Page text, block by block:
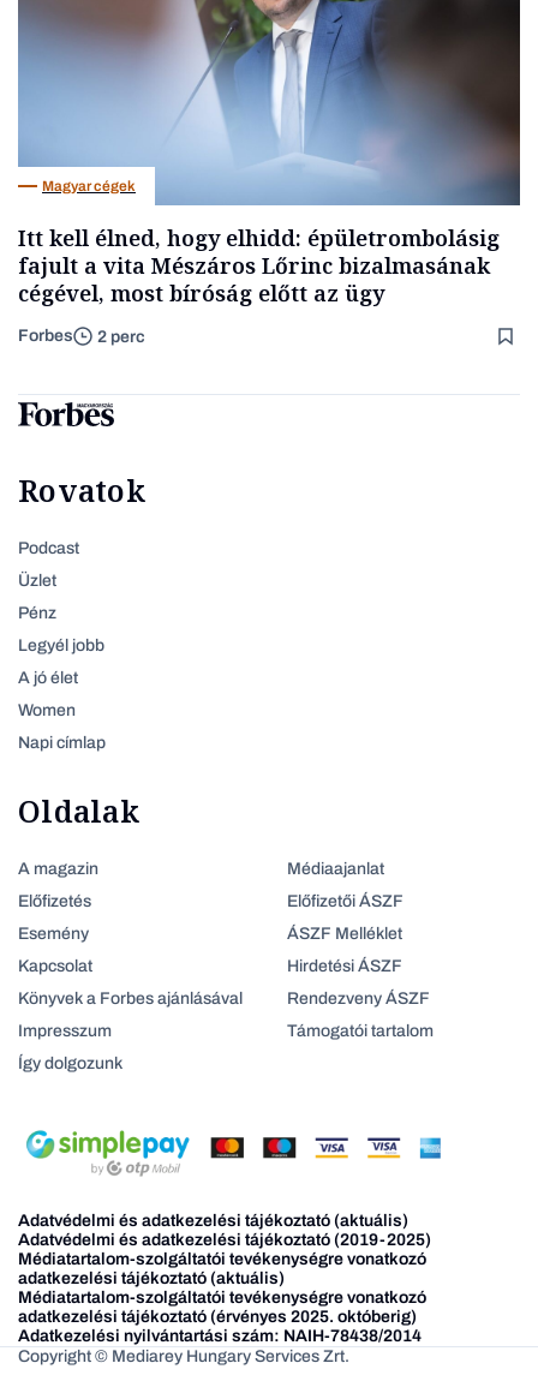
Magyar cégek
Itt kell élned, hogy elhidd: épületrombolásig
fajult a vita Mészáros Lőrinc bizalmasának
cégével, most bíróság előtt az ügy
Forbes 2 perc
Rovatok
Podcast
Üzlet
Pénz
Legyél jobb
A jó élet
Women
Napi címlap
Oldalak
A magazin
Előfizetés
Esemény
Kapcsolat
Könyvek a Forbes ajánlásával
Impresszum
Így dolgozunk
Médiaajanlat
Előfizetői ÁSZF
ÁSZF Melléklet
Hirdetési ÁSZF
Rendezveny ÁSZF
Támogatói tartalom
Adatvédelmi és adatkezelési tájékoztató (aktuális)
Adatvédelmi és adatkezelési tájékoztató (2019-2025)
Médiatartalom-szolgáltatói tevékenységre vonatkozó
adatkezelési tájékoztató (aktuális)
Médiatartalom-szolgáltatói tevékenységre vonatkozó
adatkezelési tájékoztató (érvényes 2025. októberig)
Adatkezelési nyilvántartási szám: NAIH-78438/2014
Copyright © Mediarey Hungary Services Zrt.